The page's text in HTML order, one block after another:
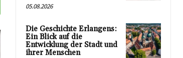
05.08.2026
Die Geschichte Erlangens:
Ein Blick auf die
Entwicklung der Stadt und
ihrer Menschen